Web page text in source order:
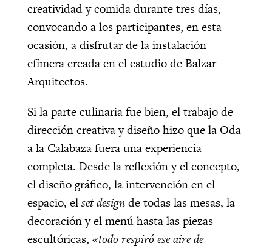
creatividad y comida durante tres días,
convocando a los participantes, en esta
ocasión, a disfrutar de la instalación
efímera creada en el estudio de Balzar
Arquitectos.
Si la parte culinaria fue bien, el trabajo de
dirección creativa y diseño hizo que la Oda
a la Calabaza fuera una experiencia
completa. Desde la reflexión y el concepto,
el diseño gráfico, la intervención en el
espacio, elset designde todas las mesas, la
decoración y el menú hasta las piezas
escultóricas, «todo respiró ese aire de